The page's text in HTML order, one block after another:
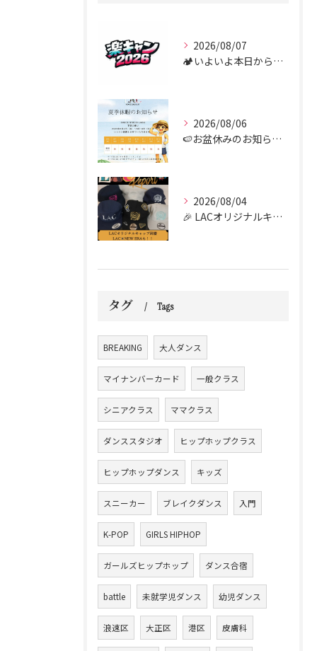
2026/08/07
🏕️いよいよ本日からダンス合宿 “楽キャン” がスタートしま...
2026/08/06
🍉お盆休みのお知らせ🍉
2026/08/04
🎉 LACオリジナルキャップがついに到着しました！！🧢✨
タグ Tags
BREAKING 大人ダンス
マイナンバーカード 一般クラス
シニアクラス ママクラス
ダンススタジオ ヒップホップクラス
ヒップホップダンス キッズ
スニーカー ブレイクダンス 入門
K-POP GIRLS HIPHOP
ガールズヒップホップ ダンス合宿
battle 未就学児ダンス 幼児ダンス
浪速区 大正区 港区 皮膚科